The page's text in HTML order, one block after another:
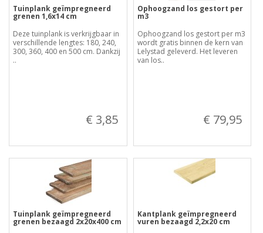
Tuinplank geïmpregneerd
grenen 1,6x14 cm
Deze tuinplank is verkrijgbaar in
verschillende lengtes: 180, 240,
300, 360, 400 en 500 cm. Dankzij
..
€ 3,85
Ophoogzand los gestort per
m3
Ophoogzand los gestort per m3
wordt gratis binnen de kern van
Lelystad geleverd. Het leveren
van los..
€ 79,95
Tuinplank geïmpregneerd
grenen bezaagd 2x20x400 cm
Kantplank geïmpregneerd
vuren bezaagd 2,2x20 cm